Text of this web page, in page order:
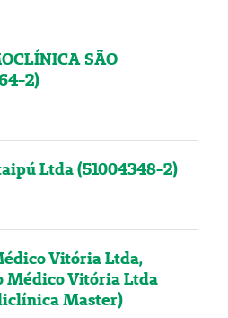
SÃO
2)
Ltda (51004348-2)
Vitória Ltda,
Médico Vitória Ltda
Master)